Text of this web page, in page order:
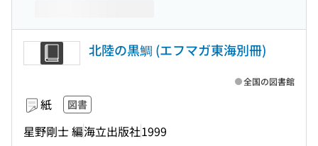
北陸の黒鯛 (エフマガ東海別冊)
紙 図書
星野剛士 編海立出版社1999
全国の図書館